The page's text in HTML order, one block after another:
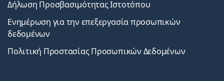
Δήλωση Προσβασιμότητας Ιστοτόπου
Ενημέρωση για την επεξεργασία προσωπικών
δεδομένων
Πολιτική Προστασίας Προσωπικών Δεδομένων